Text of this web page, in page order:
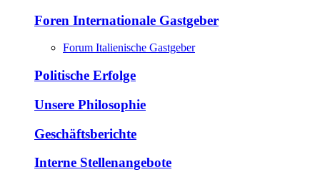
Foren Internationale Gastgeber
Forum Italienische Gastgeber
Politische Erfolge
Unsere Philosophie
Geschäftsberichte
Interne Stellenangebote